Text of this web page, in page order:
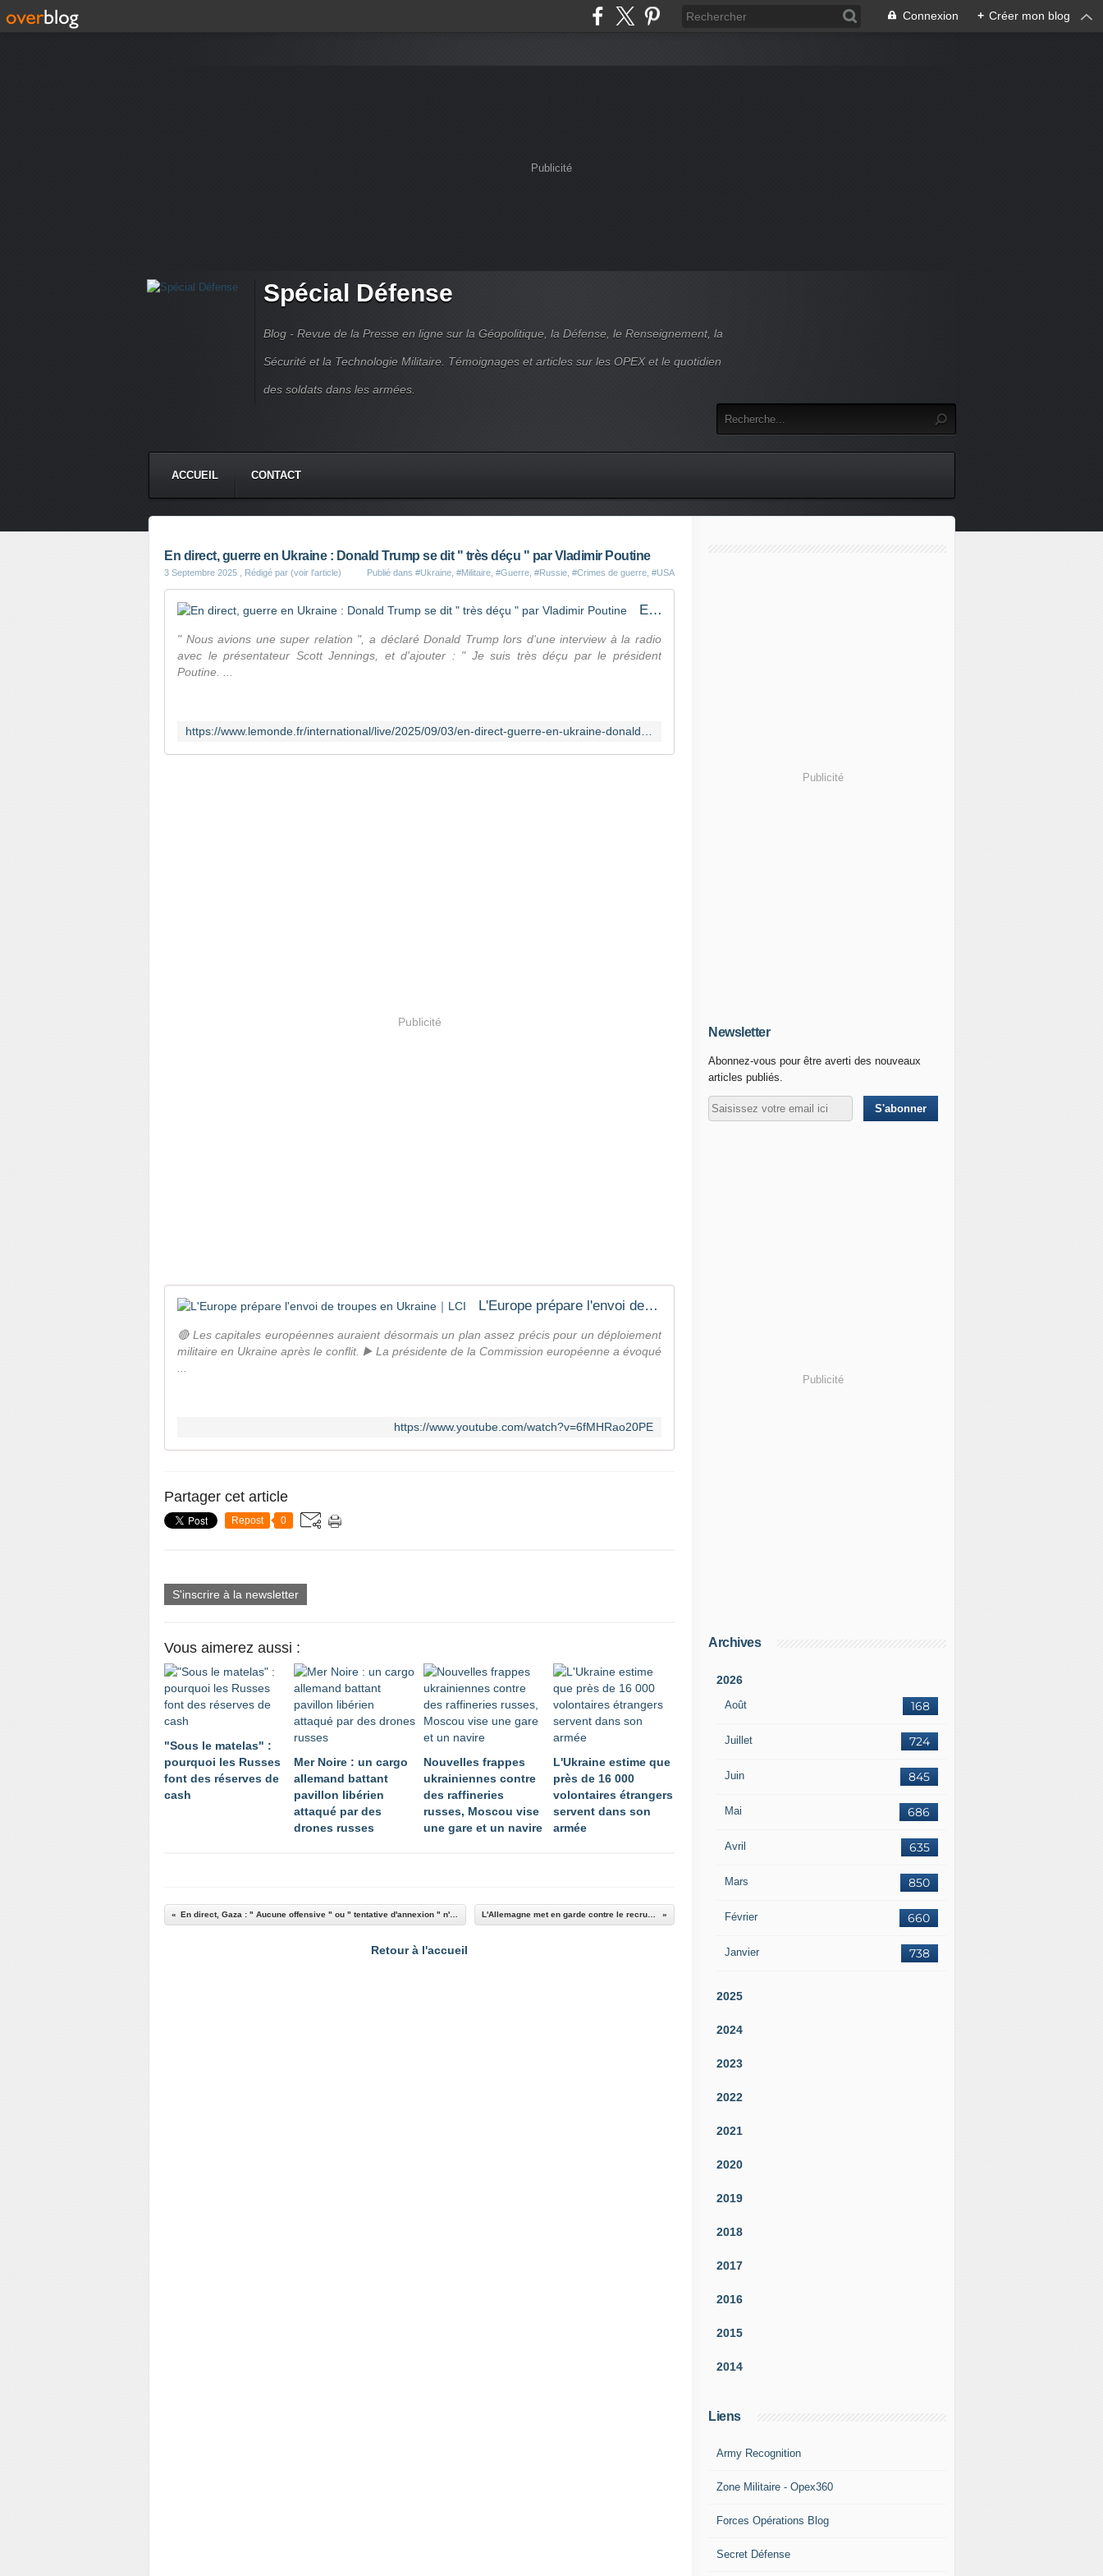
Connexion + Créer mon blog
Publicité
Spécial Défense
Blog - Revue de la Presse en ligne sur la Géopolitique, la Défense, le Renseignement, la
Sécurité et la Technologie Militaire. Témoignages et articles sur les OPEX et le quotidien
des soldats dans les armées.
ACCUEIL CONTACT
En direct, guerre en Ukraine : Donald Trump se dit " très déçu " par Vladimir Poutine
3 Septembre 2025 , Rédigé par (voir l'article) Publié dans #Ukraine #Militaire #Guerre #Russie #Crimes de guerre #USA
En direct, guerre en Ukraine : Donald Trump se dit " très déçu " par Vladimir Poutine
" Nous avions une super relation ", a déclaré Donald Trump lors d'une interview à la radio
avec le présentateur Scott Jennings, et d'ajouter : " Je suis très déçu par le président
Poutine. ...
Publicité
L'Europe prépare l'envoi de troupes en Ukraine｜LCI
🔴 Les capitales européennes auraient désormais un plan assez précis pour un déploiement
militaire en Ukraine après le conflit. ▶️ La présidente de la Commission européenne a évoqué
https://www.youtube.com/watch?v=6fMHRao20PE
Partager cet article
Repost 0
S'inscrire à la newsletter
Vous aimerez aussi :
"Sous le matelas" :
pourquoi les Russes
font des réserves de
cash
Mer Noire : un cargo
allemand battant
pavillon libérien
attaqué par des
drones russes
Nouvelles frappes
ukrainiennes contre
des raffineries
russes, Moscou vise
une gare et un navire
L'Ukraine estime que
près de 16 000
volontaires étrangers
servent dans son
armée
Retour à l'accueil
Publicité
Newsletter
Abonnez-vous pour être averti des nouveaux
articles publiés.
Publicité
Archives
2026
Août 168
Juillet 724
Juin 845
Mai 686
Avril 635
Mars 850
Février 660
Janvier 738
2025
2024
2023
2022
2021
2020
2019
2018
2017
2016
2015
2014
Liens
Army Recognition
Zone Militaire - Opex360
Forces Opérations Blog
Secret Défense